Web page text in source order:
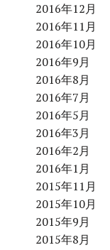
2016年12月
2016年11月
2016年10月
2016年9月
2016年8月
2016年7月
2016年5月
2016年3月
2016年2月
2016年1月
2015年11月
2015年10月
2015年9月
2015年8月